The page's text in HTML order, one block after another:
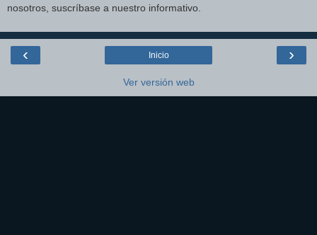
nosotros, suscríbase a nuestro informativo.
‹ ›
Inicio
Ver versión web